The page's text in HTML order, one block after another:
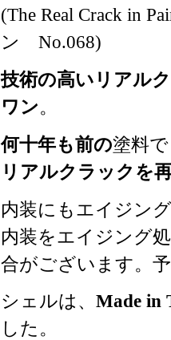
(The Real Crack in
ン No.068)
技術の高いリアル
ワン。
何十年も前の塗料
リアルクラックを
内装にもエイジン
内装をエイジング
合がございます。
シェルは、 Made in
した。